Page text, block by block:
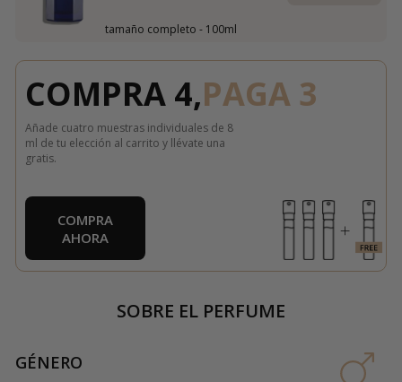
tamaño completo - 100ml
COMPRA 4,PAGA 3
Añade cuatro muestras individuales de 8
ml de tu elección al carrito y llévate una
gratis.
COMPRA
AHORA
SOBRE EL PERFUME
GÉNERO